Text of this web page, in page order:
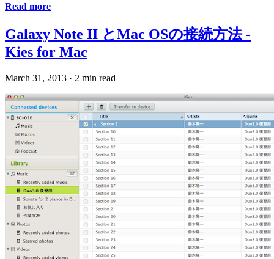
Read more
Galaxy Note II とMac OSの接続方法 -
Kies for Mac
March 31, 2013 · 2 min read